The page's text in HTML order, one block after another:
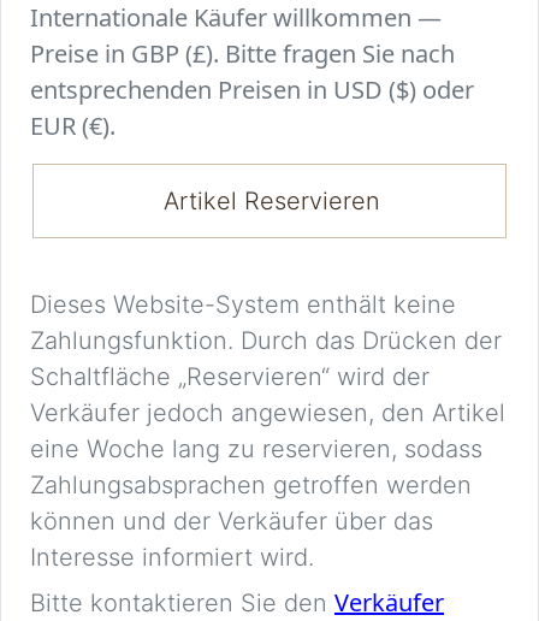
Internationale Käufer willkommen —
Preise in GBP (£). Bitte fragen Sie nach
entsprechenden Preisen in USD ($) oder
EUR (€).
Artikel Reservieren
Dieses Website-System enthält keine
Zahlungsfunktion. Durch das Drücken der
Schaltfläche „Reservieren“ wird der
Verkäufer jedoch angewiesen, den Artikel
eine Woche lang zu reservieren, sodass
Zahlungsabsprachen getroffen werden
können und der Verkäufer über das
Interesse informiert wird.
Bitte kontaktieren Sie den Verkäufer